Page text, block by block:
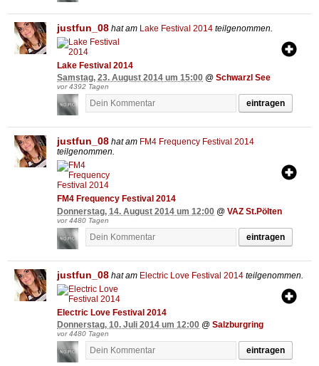
justfun_08 hat am Lake Festival 2014 teilgenommen.
Lake Festival 2014
Samstag, 23. August 2014 um 15:00 @ Schwarzl See
vor 4392 Tagen
eintragen
justfun_08 hat am FM4 Frequency Festival 2014
teilgenommen.
FM4 Frequency Festival 2014
Donnerstag, 14. August 2014 um 12:00 @ VAZ St.Pölten
vor 4480 Tagen
eintragen
justfun_08 hat am Electric Love Festival 2014 teilgenommen.
Electric Love Festival 2014
Donnerstag, 10. Juli 2014 um 12:00 @ Salzburgring
vor 4480 Tagen
eintragen